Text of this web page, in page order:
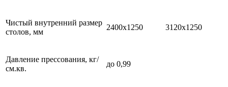
Чистый внутренний размер
столов, мм
2400х1250 3120х1250
Давление прессования, кг/
см.кв.
до 0,99